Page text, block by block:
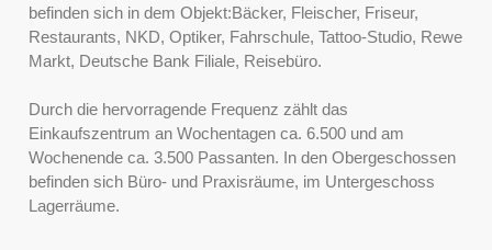
befinden sich in dem Objekt:Bäcker, Fleischer, Friseur,
Restaurants, NKD, Optiker, Fahrschule, Tattoo-Studio, Rewe
Markt, Deutsche Bank Filiale, Reisebüro.
Durch die hervorragende Frequenz zählt das
Einkaufszentrum an Wochentagen ca. 6.500 und am
Wochenende ca. 3.500 Passanten. In den Obergeschossen
befinden sich Büro- und Praxisräume, im Untergeschoss
Lagerräume.